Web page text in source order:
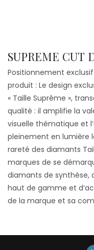
SUPREME CUT
Positionnement
produit : Le design
« Taille Suprême »,
qualité : il amplifie la
visuelle thématique et
pleinement en lumière
rareté des diamants
marques de se
diamants de synthèse,
haut de gamme et
de la marque et sa